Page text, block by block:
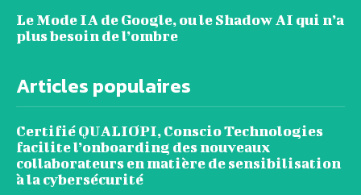
Le Mode IA de Google, ou le Shadow AI qui n’a
plus besoin de l’ombre
Articles populaires
Certifié QUALIOPI, Conscio Technologies
facilite l’onboarding des nouveaux
collaborateurs en matière de sensibilisation
à la cybersécurité